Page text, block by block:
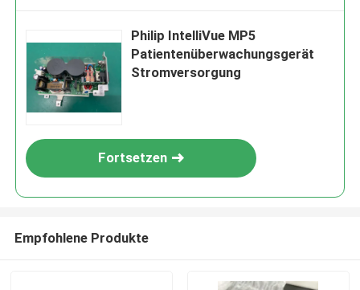
Philip IntelliVue MP5
Patientenüberwachungsgerät
Stromversorgung
Fortsetzen
Empfohlene Produkte